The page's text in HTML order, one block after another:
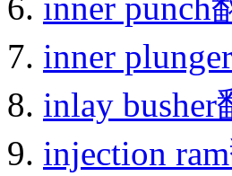
inner
inlay busher
injection